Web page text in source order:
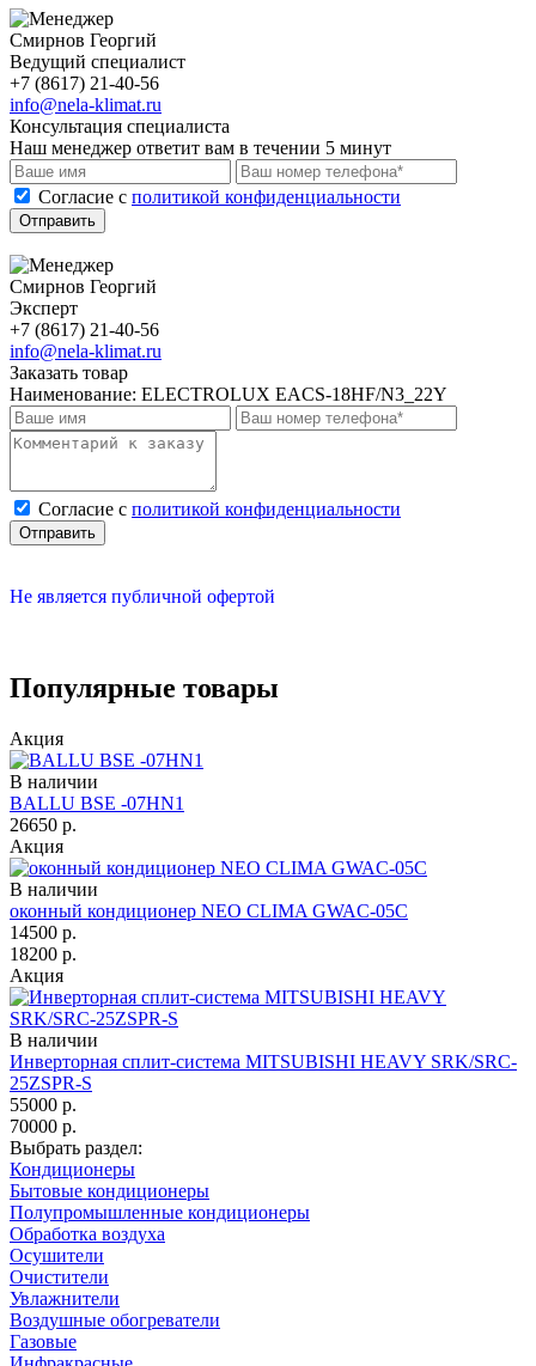
Смирнов Георгий
Ведущий специалист
+7 (8617) 21-40-56
info@nela-klimat.ru
Консультация специалиста
Наш менеджер ответит вам в течении 5 минут
Cогласие с политикой конфиденциальности
Отправить
Смирнов Георгий
Эксперт
+7 (8617) 21-40-56
info@nela-klimat.ru
Заказать товар
Наименование: ELECTROLUX EACS-18HF/N3_22Y
Cогласие с политикой конфиденциальности
Отправить
Не является публичной офертой
Популярные товары
Акция
В наличии
BALLU BSE -07HN1
26650 р.
Акция
В наличии
оконный кондиционер NEO CLIMA GWAC-05C
14500 р.
18200 р.
Акция
В наличии
Инверторная сплит-система MITSUBISHI HEAVY SRK/SRC-
25ZSPR-S
55000 р.
70000 р.
Выбрать раздел:
Кондиционеры
Бытовые кондиционеры
Полупромышленные кондиционеры
Обработка воздуха
Осушители
Очистители
Увлажнители
Воздушные обогреватели
Газовые